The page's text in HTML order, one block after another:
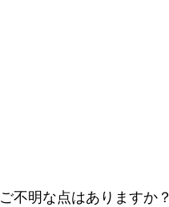
ご不明な点はありますか？